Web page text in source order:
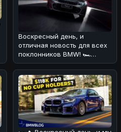
Воскресный день, и
отличная новость для всех
поклонников BMW! 🏎
Сегодня мы узнали, что
BMW 3 Series